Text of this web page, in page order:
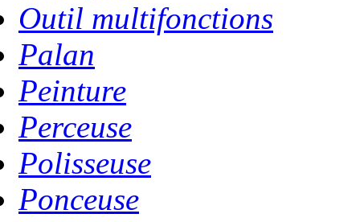
Outil multifonctions
Palan
Peinture
Perceuse
Polisseuse
Ponceuse